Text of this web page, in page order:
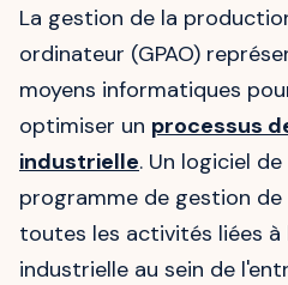
La gestion de la
ordinateur (GPAO)
moyens informatiques
optimiser un processus
industrielle. Un logiciel
programme de gestion
toutes les activités liées
industrielle au sein de